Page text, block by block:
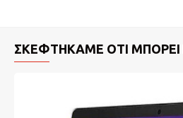
ΣΚΕΦΤΉΚΑΜΕ ΌΤΙ ΜΠΟΡΕΊ